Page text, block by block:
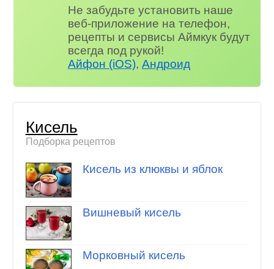
Не забудьте установить наше
веб-приложение на телефон,
рецепты и сервисы Аймкук будут
всегда под рукой!
Айфон (iOS),Андроид
Кисель
Подборка рецептов
Кисель из клюквы и яблок
Вишневый кисель
Морковный кисель